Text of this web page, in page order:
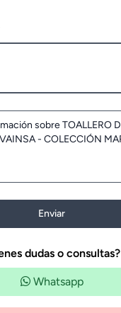
Enviar
dudas o consultas?
Whatsapp